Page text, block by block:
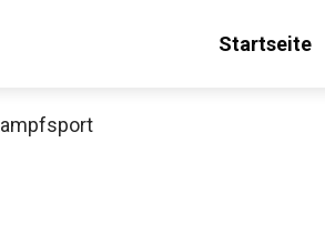
Startseite